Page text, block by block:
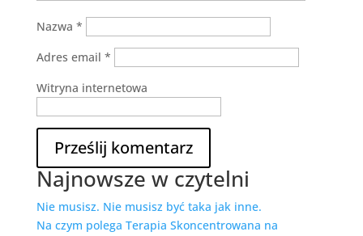
Nazwa *
Adres email *
Witryna internetowa
Najnowsze w czytelni
Nie musisz. Nie musisz być taka jak inne.
Na czym polega Terapia Skoncentrowana na